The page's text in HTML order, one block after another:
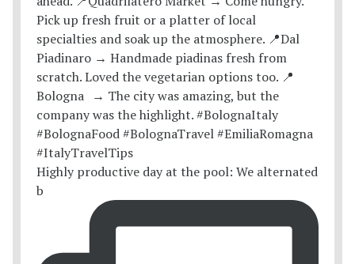
Highly productive day at the pool: We alternated
b